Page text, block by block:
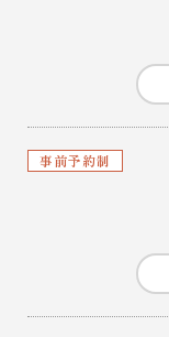
事前予約制